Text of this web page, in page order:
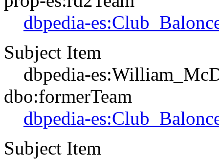
dbpedia-
Subject Item
dbpedia-
dbo:formerTeam
dbpedia-
Subject Item